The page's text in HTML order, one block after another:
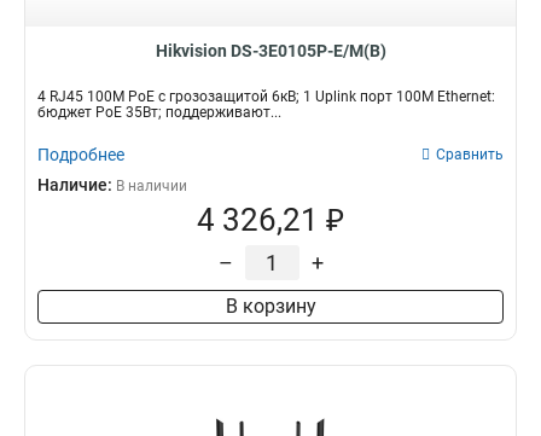
Hikvision DS-3E0105P-E/M(B)
4 RJ45 100M PoE с грозозащитой 6кВ; 1 Uplink порт 100М Ethernet:
бюджет PoE 35Вт; поддерживают...
Подробнее Сравнить
Наличие: В наличии
4 326,21 ₽
– +
В корзину